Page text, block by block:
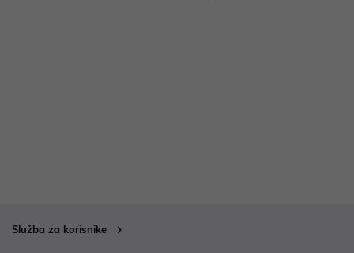
Služba za korisnike